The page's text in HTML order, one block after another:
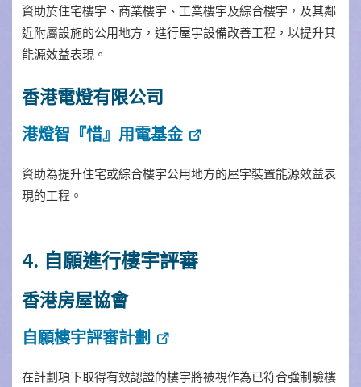
資助於住宅樓宇、商業樓宇、工業樓宇及綜合樓宇，及其鄰
近附屬設施的公用地方，進行屋宇設備改善工程，以提升其
能源效益表現。
香港電燈有限公司
港燈智『惜』用電基金
資助為提升住宅或綜合樓宇公用地方的屋宇裝置能源效益表
現的工程。
4. 自願進行樓宇評審
香港房屋協會
自願樓宇評審計劃
在計劃項下取得有效認證的樓宇將被視作為已符合強制驗樓